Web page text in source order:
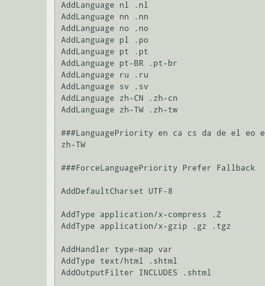
AddLanguage nl .nl
AddLanguage nn .nn
AddLanguage no .no
AddLanguage pl .po
AddLanguage pt .pt
AddLanguage pt-BR .pt-br
AddLanguage ru .ru
AddLanguage sv .sv
AddLanguage zh-CN .zh-cn
AddLanguage zh-TW .zh-tw
###LanguagePriority en ca cs da de el
zh-TW
###ForceLanguagePriority Prefer Fallback
AddDefaultCharset UTF-8
AddType application/x-compress .Z
AddType application/x-gzip .gz .tgz
AddHandler type-map var
AddType text/html .shtml
AddOutputFilter INCLUDES .shtml